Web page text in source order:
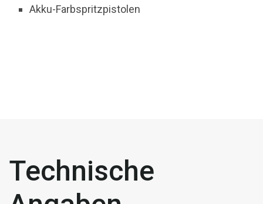
Akku-Farbspritzpistolen
Technische